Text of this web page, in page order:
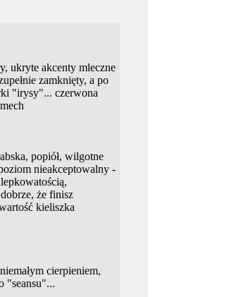
ukryte akcenty mleczne
zamknięty, a po
"irysy"... czerwona
popiół, wilgotne
nieakceptowalny -
że finisz
kieliszka
cierpieniem,
"seansu"...